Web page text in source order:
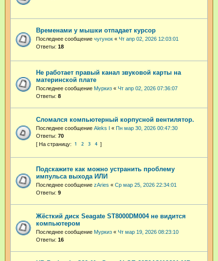
Временами у мышки отпадает курсор
Последнее сообщение чугунок « Чт апр 02, 2026 12:03:01
Ответы: 18
Не работает правый канал звуковой карты на
материнской плате
Последнее сообщение Муркиз « Чт апр 02, 2026 07:36:07
Ответы: 8
Сломался компьютерный корпусной вентилятор.
Последнее сообщение Aleks I « Пн мар 30, 2026 00:47:30
Ответы: 70
1 2 3 4
Подскажите как можно устранить проблему
импульса выхода ИЛИ
Последнее сообщение zAries « Ср мар 25, 2026 22:34:01
Ответы: 9
Жёсткий диск Seagate ST8000DM004 не видится
компьютером
Последнее сообщение Муркиз « Чт мар 19, 2026 08:23:10
Ответы: 16